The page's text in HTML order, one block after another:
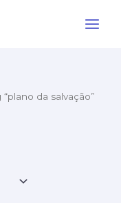
da salvação”